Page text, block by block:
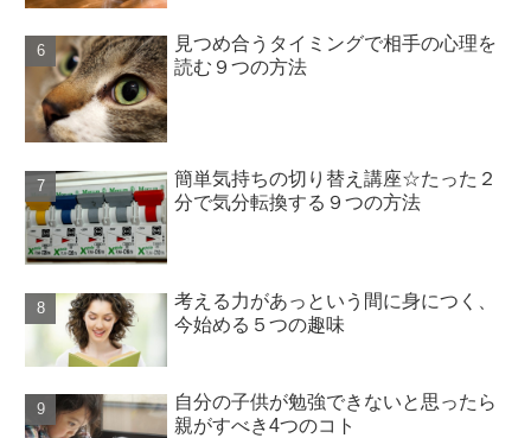
見つめ合うタイミングで相手の心理を
読む９つの方法
簡単気持ちの切り替え講座☆たった２
分で気分転換する９つの方法
考える力があっという間に身につく、
今始める５つの趣味
自分の子供が勉強できないと思ったら
親がすべき4つのコト